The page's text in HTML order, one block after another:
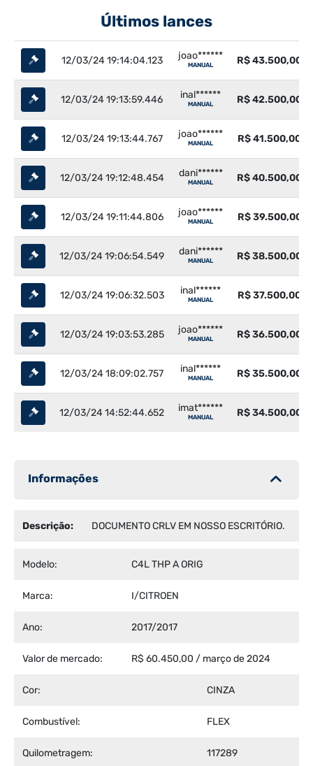
Últimos lances
12/03/24 19:14:04.123 joao******
MANUAL R$ 43.500,00
12/03/24 19:13:59.446 inal******
MANUAL R$ 42.500,00
12/03/24 19:13:44.767 joao******
MANUAL R$ 41.500,00
12/03/24 19:12:48.454 dani******
MANUAL R$ 40.500,00
12/03/24 19:11:44.806 joao******
MANUAL R$ 39.500,00
12/03/24 19:06:54.549 dani******
MANUAL R$ 38.500,00
12/03/24 19:06:32.503 inal******
MANUAL R$ 37.500,00
12/03/24 19:03:53.285 joao******
MANUAL R$ 36.500,00
12/03/24 18:09:02.757 inal******
MANUAL R$ 35.500,00
12/03/24 14:52:44.652 imat******
MANUAL R$ 34.500,00
Informações
Descrição: DOCUMENTO CRLV EM NOSSO ESCRITÓRIO.
Modelo: C4L THP A ORIG
Marca: I/CITROEN
Ano: 2017/2017
Valor de mercado: R$ 60.450,00 / março de 2024
Cor: CINZA
Combustível: FLEX
Quilometragem: 117289